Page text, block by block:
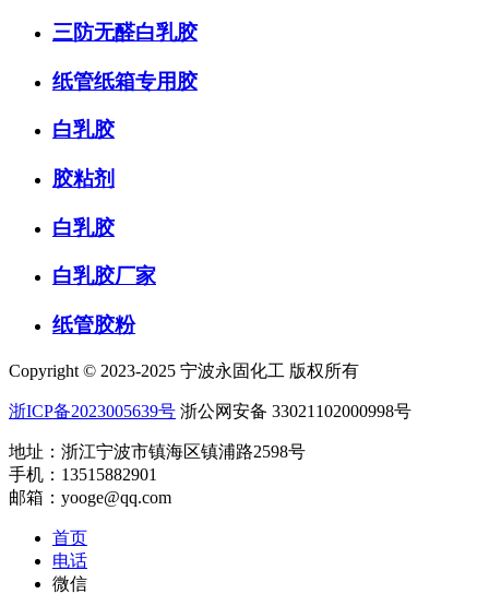
三防无醛白乳胶
纸管纸箱专用胶
白乳胶
胶粘剂
白乳胶
白乳胶厂家
纸管胶粉
Copyright © 2023-2025 宁波永固化工 版权所有
浙ICP备2023005639号 浙公网安备 33021102000998号
地址：浙江宁波市镇海区镇浦路2598号
手机：13515882901
邮箱：yooge@qq.com
首页
电话
微信